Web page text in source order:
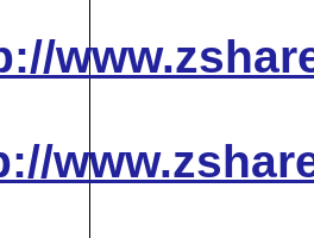
http://
http://